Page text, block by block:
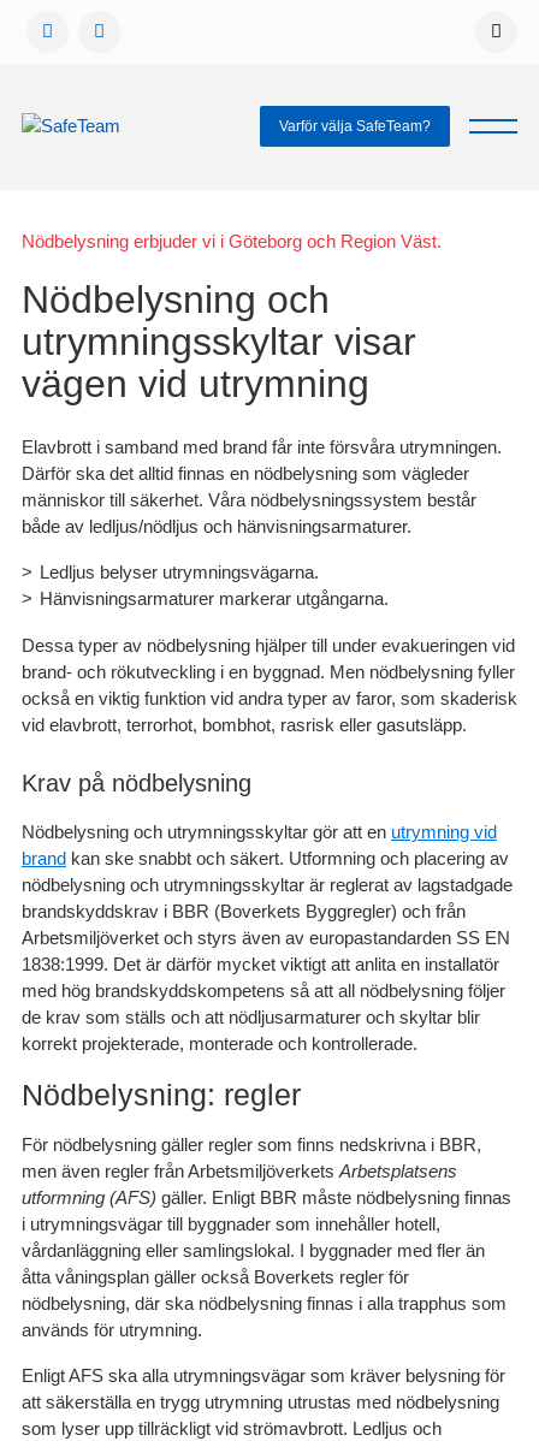
vidare
Varför välja SafeTeam?
Nödbelysning erbjuder vi i Göteborg och Region Väst.
Nödbelysning och
utrymningsskyltar visar
vägen vid utrymning
Elavbrott i samband med brand får inte försvåra utrymningen.
Därför ska det alltid finnas en nödbelysning som vägleder
människor till säkerhet. Våra nödbelysningssystem består
både av ledljus/nödljus och hänvisningsarmaturer.
Ledljus belyser utrymningsvägarna.
Hänvisningsarmaturer markerar utgångarna.
Dessa typer av nödbelysning hjälper till under evakueringen vid
brand- och rökutveckling i en byggnad. Men nödbelysning fyller
också en viktig funktion vid andra typer av faror, som skaderisk
vid elavbrott, terrorhot, bombhot, rasrisk eller gasutsläpp.
Krav på nödbelysning
Nödbelysning och utrymningsskyltar gör att en utrymning vid
brandkan ske snabbt och säkert. Utformning och placering av
nödbelysning och utrymningsskyltar är reglerat av lagstadgade
brandskyddskrav i BBR (Boverkets Byggregler) och från
Arbetsmiljöverket och styrs även av europastandarden SS EN
1838:1999. Det är därför mycket viktigt att anlita en installatör
med hög brandskyddskompetens så att all nödbelysning följer
de krav som ställs och att nödljusarmaturer och skyltar blir
korrekt projekterade, monterade och kontrollerade.
Nödbelysning: regler
För nödbelysning gäller regler som finns nedskrivna i BBR,
men även regler från Arbetsmiljöverkets Arbetsplatsens
utformning (AFS) gäller. Enligt BBR måste nödbelysning finnas
i utrymningsvägar till byggnader som innehåller hotell,
vårdanläggning eller samlingslokal. I byggnader med fler än
åtta våningsplan gäller också Boverkets regler för
nödbelysning, där ska nödbelysning finnas i alla trapphus som
används för utrymning.
Enligt AFS ska alla utrymningsvägar som kräver belysning för
att säkerställa en trygg utrymning utrustas med nödbelysning
som lyser upp tillräckligt vid strömavbrott. Ledljus och